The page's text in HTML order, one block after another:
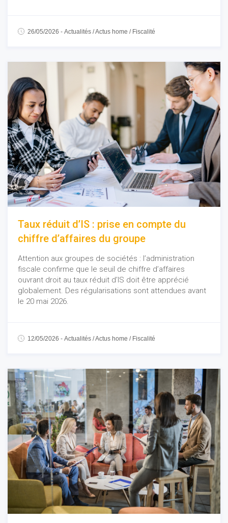
26/05/2026 - Actualités /Actus home / Fiscalité
Taux réduit d’IS : prise en compte du
chiffre d’affaires du groupe
Attention aux groupes de sociétés : l’administration
fiscale confirme que le seuil de chiffre d’affaires
ouvrant droit au taux réduit d’IS doit être apprécié
globalement. Des régularisations sont attendues avant
le 20 mai 2026.
12/05/2026 - Actualités /Actus home / Fiscalité